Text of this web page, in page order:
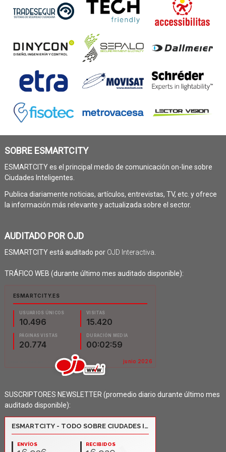
SOBRE ESMARTCITY
ESMARTCITY es el principal medio de comunicación on-line sobre
Ciudades Inteligentes.
Publica diariamente noticias, artículos, entrevistas, TV, etc. y ofrece
la información más relevante y actualizada sobre el sector.
AUDITADO POR OJD
ESMARTCITY está auditado por OJD Interactiva.
TRÁFICO WEB (durante último mes auditado disponible):
SUSCRIPTORES NEWSLETTER (promedio diario durante último mes
auditado disponible):